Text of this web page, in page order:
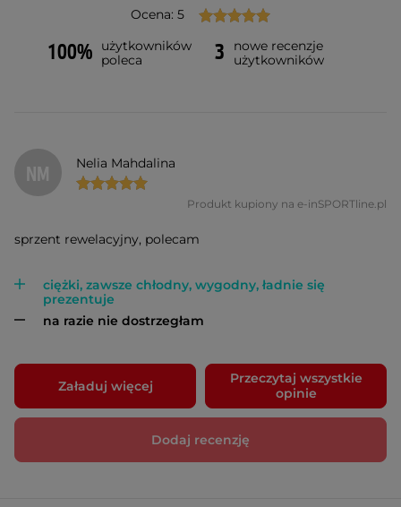
Ocena: 5
100%
użytkowników
poleca
3
nowe recenzje
użytkowników
NM Nelia Mahdalina
Produkt kupiony na e-inSPORTline.pl
sprzent rewelacyjny, polecam
ciężki, zawsze chłodny, wygodny, ładnie się
prezentuje
na razie nie dostrzegłam
Załaduj więcej
Przeczytaj wszystkie
opinie
Dodaj recenzję